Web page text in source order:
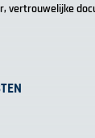
vertrouwelijke